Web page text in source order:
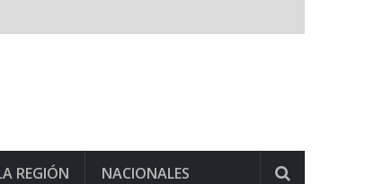
REGIÓN NACIONALES